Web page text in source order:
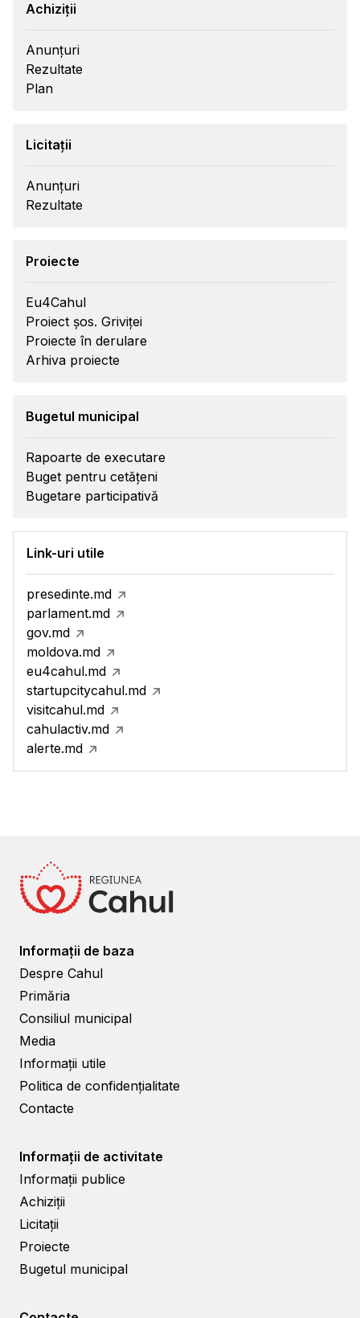
Achiziții
Anunțuri
Rezultate
Plan
Licitații
Anunțuri
Rezultate
Proiecte
Eu4Cahul
Proiect șos. Griviței
Proiecte în derulare
Arhiva proiecte
Bugetul municipal
Rapoarte de executare
Buget pentru cetățeni
Bugetare participativă
Link-uri utile
presedinte.md
parlament.md
gov.md
moldova.md
eu4cahul.md
startupcitycahul.md
visitcahul.md
cahulactiv.md
alerte.md
Informații de baza
Despre Cahul
Primăria
Consiliul municipal
Media
Informații utile
Politica de confidențialitate
Contacte
Informații de activitate
Informații publice
Achiziții
Licitații
Proiecte
Bugetul municipal